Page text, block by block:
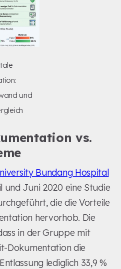
und
vs.
Bundang Hospital
und Juni 2020 eine Studie
die die Vorteile
hervorhob. Die
in der Gruppe mit
Dokumentation die
lediglich 33,9 %